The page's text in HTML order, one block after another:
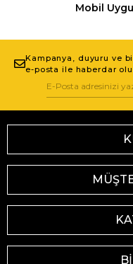
Mobil
Kampanya, duyuru ve
e-posta ile haberdar